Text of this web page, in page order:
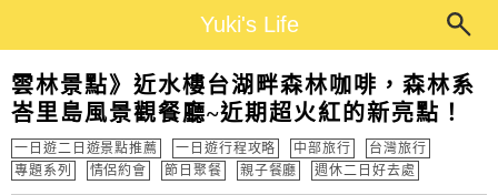
Yuki's Life
雲林景點》近水樓台湖畔森林咖啡，森林系
峇里島風景觀餐廳~近期超火紅的新亮點！
一日遊二日遊景點推薦 一日遊行程攻略 中部旅行
台灣旅行
專題系列
情侶約會 節日聚餐 親子餐廳 週休二日好去處